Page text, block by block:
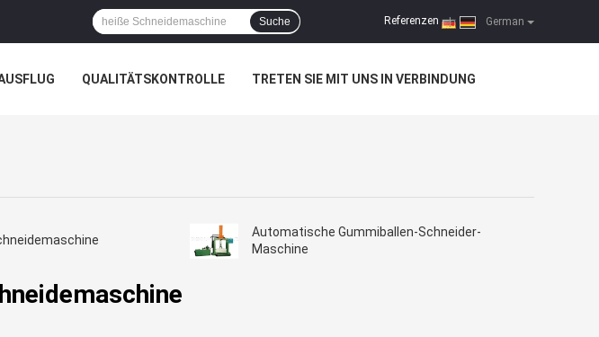
German
Referenzen |
Suche
QUALITÄTSKONTROLLE TRETEN SIE MIT UNS IN VERBINDUNG
Automatische Gummiballen-Schneider-
Maschine